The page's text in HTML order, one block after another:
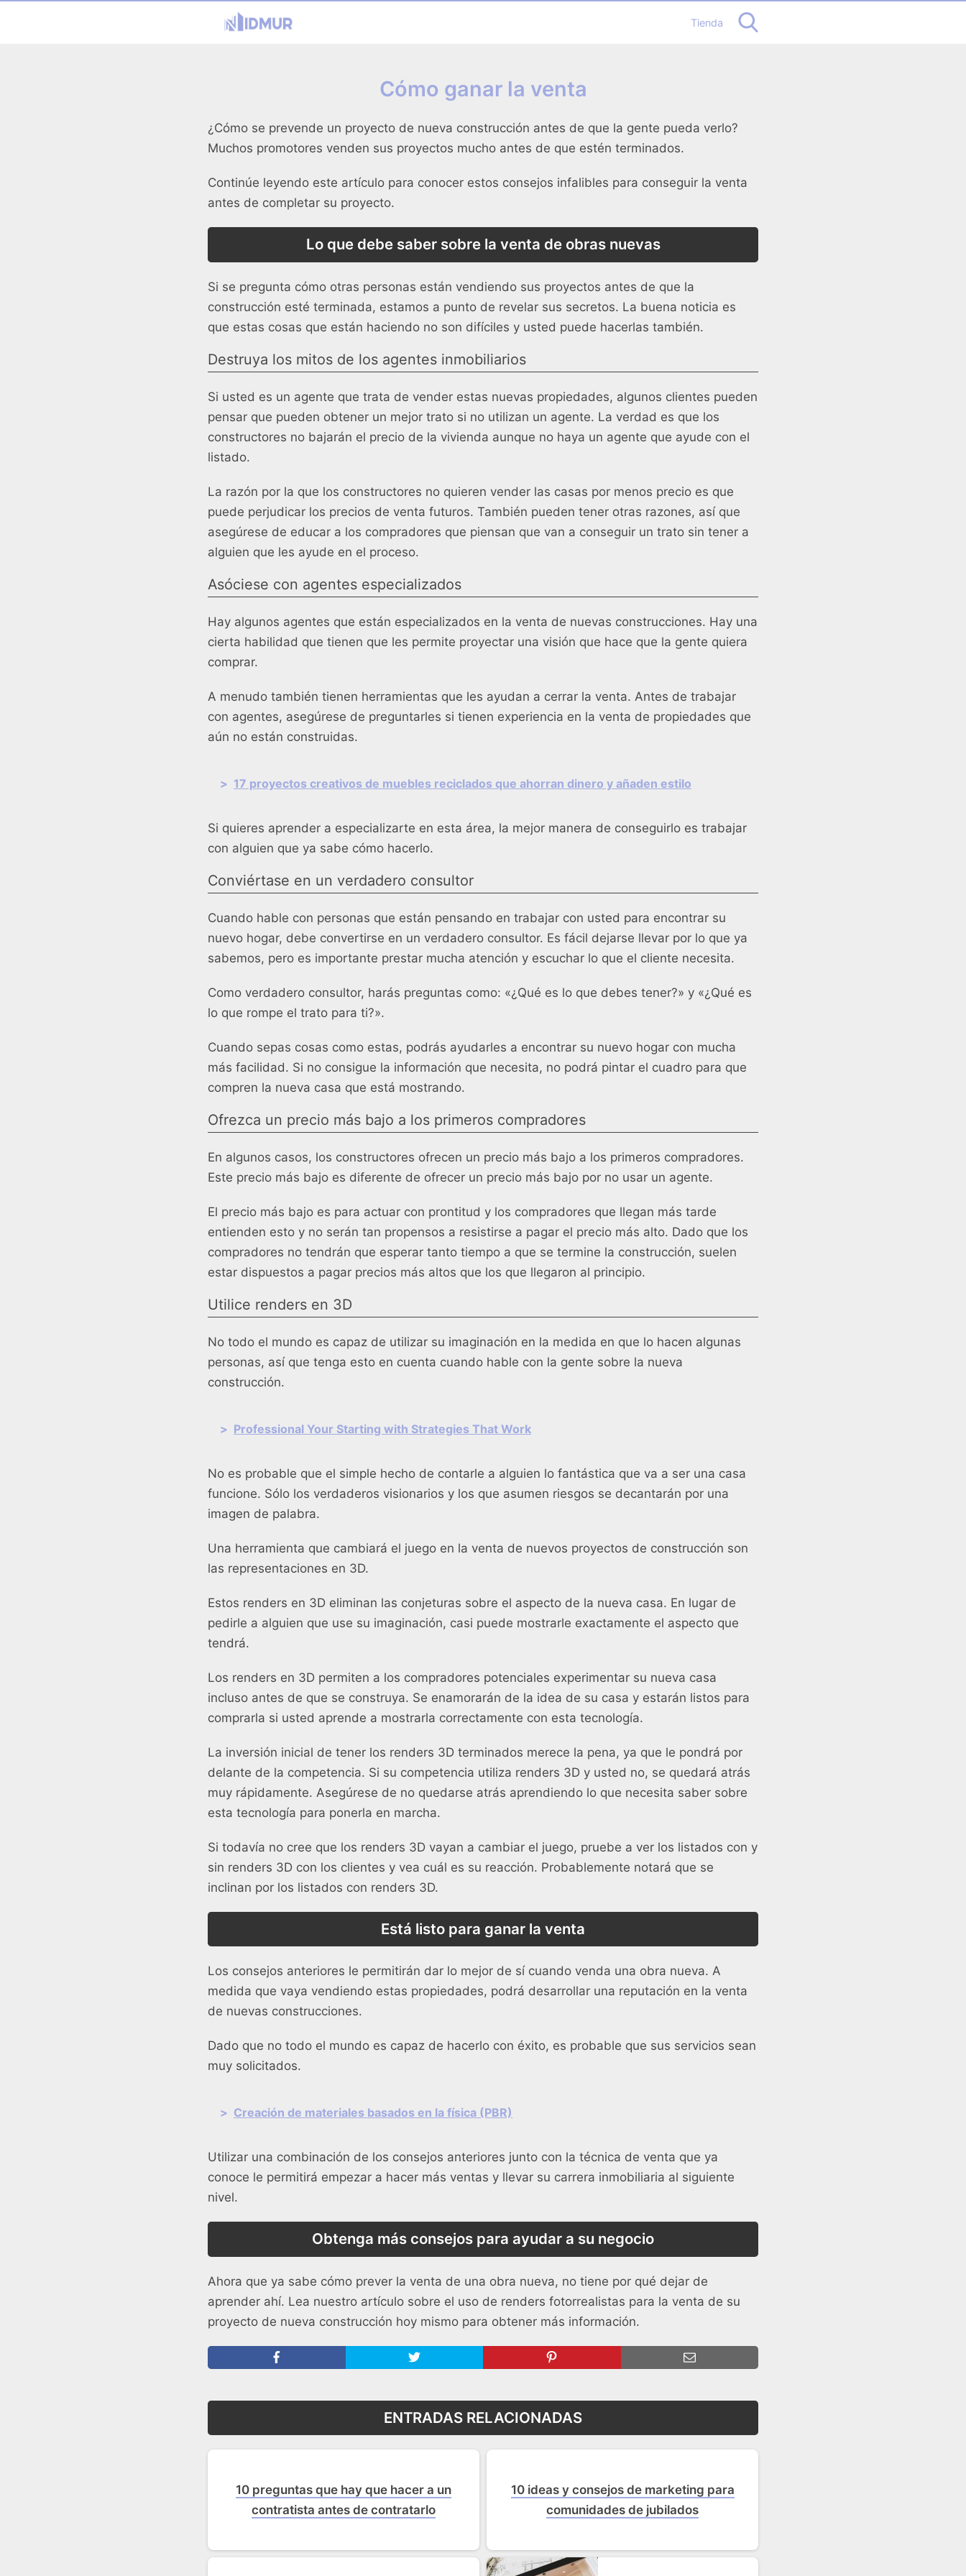
Tienda
Cómo ganar la venta
¿Cómo se prevende un proyecto de nueva construcción antes de que la gente pueda verlo?
Muchos promotores venden sus proyectos mucho antes de que estén terminados.
Continúe leyendo este artículo para conocer estos consejos infalibles para conseguir la venta
antes de completar su proyecto.
Lo que debe saber sobre la venta de obras nuevas
Si se pregunta cómo otras personas están vendiendo sus proyectos antes de que la
construcción esté terminada, estamos a punto de revelar sus secretos. La buena noticia es
que estas cosas que están haciendo no son difíciles y usted puede hacerlas también.
Destruya los mitos de los agentes inmobiliarios
Si usted es un agente que trata de vender estas nuevas propiedades, algunos clientes pueden
pensar que pueden obtener un mejor trato si no utilizan un agente. La verdad es que los
constructores no bajarán el precio de la vivienda aunque no haya un agente que ayude con el
listado.
La razón por la que los constructores no quieren vender las casas por menos precio es que
puede perjudicar los precios de venta futuros. También pueden tener otras razones, así que
asegúrese de educar a los compradores que piensan que van a conseguir un trato sin tener a
alguien que les ayude en el proceso.
Asóciese con agentes especializados
Hay algunos agentes que están especializados en la venta de nuevas construcciones. Hay una
cierta habilidad que tienen que les permite proyectar una visión que hace que la gente quiera
comprar.
A menudo también tienen herramientas que les ayudan a cerrar la venta. Antes de trabajar
con agentes, asegúrese de preguntarles si tienen experiencia en la venta de propiedades que
aún no están construidas.
> 17 proyectos creativos de muebles reciclados que ahorran dinero y añaden estilo
Si quieres aprender a especializarte en esta área, la mejor manera de conseguirlo es trabajar
con alguien que ya sabe cómo hacerlo.
Conviértase en un verdadero consultor
Cuando hable con personas que están pensando en trabajar con usted para encontrar su
nuevo hogar, debe convertirse en un verdadero consultor. Es fácil dejarse llevar por lo que ya
sabemos, pero es importante prestar mucha atención y escuchar lo que el cliente necesita.
Como verdadero consultor, harás preguntas como: «¿Qué es lo que debes tener?» y «¿Qué es
lo que rompe el trato para ti?».
Cuando sepas cosas como estas, podrás ayudarles a encontrar su nuevo hogar con mucha
más facilidad. Si no consigue la información que necesita, no podrá pintar el cuadro para que
compren la nueva casa que está mostrando.
Ofrezca un precio más bajo a los primeros compradores
En algunos casos, los constructores ofrecen un precio más bajo a los primeros compradores.
Este precio más bajo es diferente de ofrecer un precio más bajo por no usar un agente.
El precio más bajo es para actuar con prontitud y los compradores que llegan más tarde
entienden esto y no serán tan propensos a resistirse a pagar el precio más alto. Dado que los
compradores no tendrán que esperar tanto tiempo a que se termine la construcción, suelen
estar dispuestos a pagar precios más altos que los que llegaron al principio.
Utilice renders en 3D
No todo el mundo es capaz de utilizar su imaginación en la medida en que lo hacen algunas
personas, así que tenga esto en cuenta cuando hable con la gente sobre la nueva
construcción.
> Professional Your Starting with Strategies That Work
No es probable que el simple hecho de contarle a alguien lo fantástica que va a ser una casa
funcione. Sólo los verdaderos visionarios y los que asumen riesgos se decantarán por una
imagen de palabra.
Una herramienta que cambiará el juego en la venta de nuevos proyectos de construcción son
las representaciones en 3D.
Estos renders en 3D eliminan las conjeturas sobre el aspecto de la nueva casa. En lugar de
pedirle a alguien que use su imaginación, casi puede mostrarle exactamente el aspecto que
tendrá.
Los renders en 3D permiten a los compradores potenciales experimentar su nueva casa
incluso antes de que se construya. Se enamorarán de la idea de su casa y estarán listos para
comprarla si usted aprende a mostrarla correctamente con esta tecnología.
La inversión inicial de tener los renders 3D terminados merece la pena, ya que le pondrá por
delante de la competencia. Si su competencia utiliza renders 3D y usted no, se quedará atrás
muy rápidamente. Asegúrese de no quedarse atrás aprendiendo lo que necesita saber sobre
esta tecnología para ponerla en marcha.
Si todavía no cree que los renders 3D vayan a cambiar el juego, pruebe a ver los listados con y
sin renders 3D con los clientes y vea cuál es su reacción. Probablemente notará que se
inclinan por los listados con renders 3D.
Está listo para ganar la venta
Los consejos anteriores le permitirán dar lo mejor de sí cuando venda una obra nueva. A
medida que vaya vendiendo estas propiedades, podrá desarrollar una reputación en la venta
de nuevas construcciones.
Dado que no todo el mundo es capaz de hacerlo con éxito, es probable que sus servicios sean
muy solicitados.
> Creación de materiales basados en la física (PBR)
Utilizar una combinación de los consejos anteriores junto con la técnica de venta que ya
conoce le permitirá empezar a hacer más ventas y llevar su carrera inmobiliaria al siguiente
nivel.
Obtenga más consejos para ayudar a su negocio
Ahora que ya sabe cómo prever la venta de una obra nueva, no tiene por qué dejar de
aprender ahí. Lea nuestro artículo sobre el uso de renders fotorrealistas para la venta de su
proyecto de nueva construcción hoy mismo para obtener más información.
ENTRADAS RELACIONADAS
10 preguntas que hay que hacer a un
contratista antes de contratarlo
10 ideas y consejos de marketing para
comunidades de jubilados